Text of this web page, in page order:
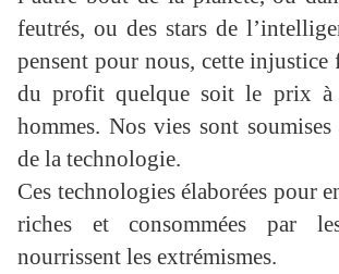
feutrés, ou des stars de
pensent pour nous, cette injustice
du profit quelque soit le prix à
hommes. Nos vies sont
de la technologie.
Ces technologies élaborées pour
riches et consommées par
nourrissent les extrémismes.